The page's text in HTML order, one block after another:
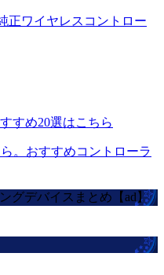
正ワイヤレスコントロー
すめ20選はこちら
。おすすめコントローラ
グデバイスまとめ【ad】